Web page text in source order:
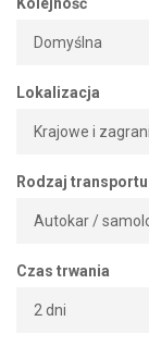
Domyślna
Lokalizacja
Krajowe i
Rodzaj transportu
Autokar /
Czas trwania
2 dni